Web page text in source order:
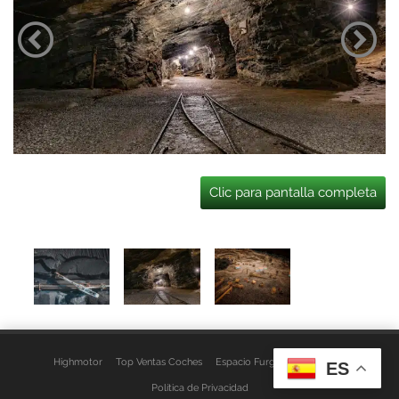
Clic para pantalla completa
Highmotor Top Ventas Coches Espacio Furgo Aviso Legal
Política de Privacidad
ES